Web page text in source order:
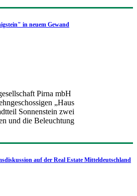
in neuem Gewand
Pirna mbH
„Haus
Sonnenstein zwei
und die Beleuchtung
auf der Real Estate Mitteldeutschland